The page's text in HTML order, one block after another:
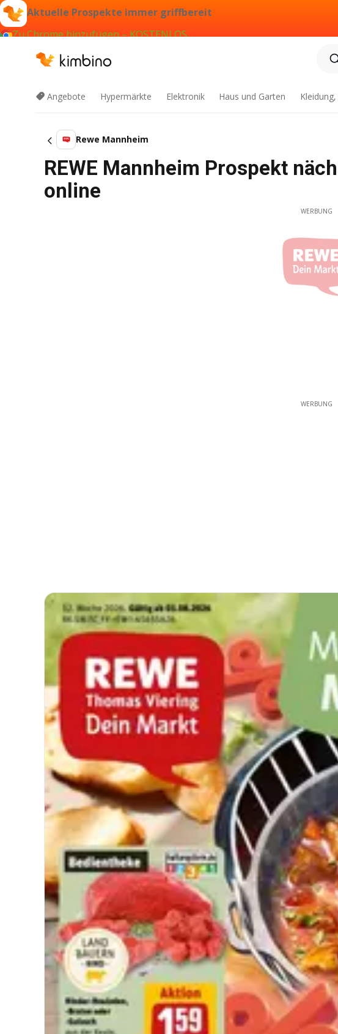
Aktuelle Prospekte immer griffbereit
Zu Chrome hinzufügen – KOSTENLOS
Angebote Hypermärkte Elektronik Haus und Garten
Rewe Mannheim
REWE Mannheim Prospekt
online
WERBUNG
WERBUNG